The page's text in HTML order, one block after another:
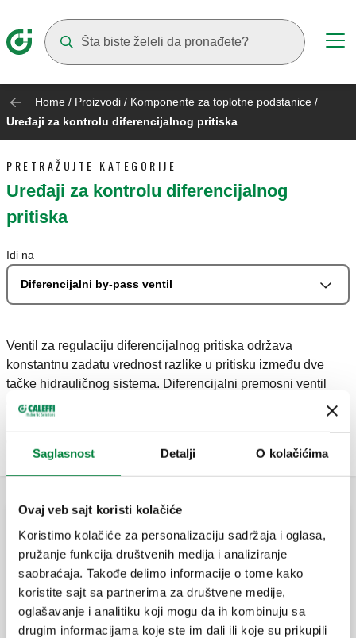
Saglasnost Detalji O kolačićima
Ovaj veb sajt koristi kolačiće
Koristimo kolačiće za personalizaciju sadržaja i oglasa,
pružanje funkcija društvenih medija i analiziranje
saobraćaja. Takođe delimo informacije o tome kako
koristite sajt sa partnerima za društvene medije,
oglašavanje i analitiku koji mogu da ih kombinuju sa
drugim informacijama koje ste im dali ili koje su prikupili
Home / Proizvodi / Komponente za toplotne podstanice /
Uređaji za kontrolu diferencijalnog pritiska
PRETRAŽUJTE KATEGORIJE
Uređaji za kontrolu diferencijalnog
pritiska
Idi na
Diferencijalni by-pass ventil
Ventil za regulaciju diferencijalnog pritiska održava
konstantnu zadatu vrednost razlike u pritisku između dve
tačke hidrauličnog sistema. Diferencijalni premosni ventil
osigurava recirkulaciju protoka proporcionalno broju ventila
koji se zatvaraju, ograničavajući maksimalnu vrednost
Diferencijalni by-pass ventil
Diferencijalni prestrujni ventil, podesiv sa
graduisanom skalom.